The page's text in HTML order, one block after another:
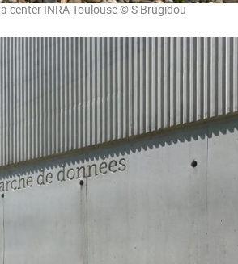
center INRA Toulouse © S Brugidou